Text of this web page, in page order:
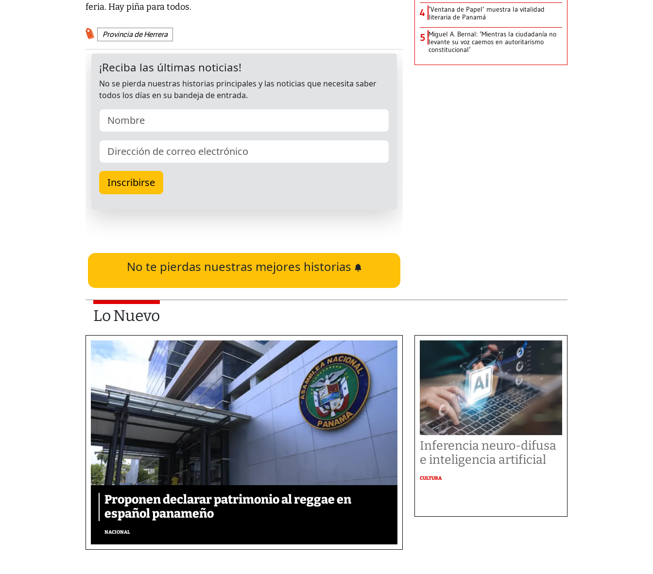
feria. Hay piña para todos.
Provincia de Herrera
No te pierdas nuestras mejores historias
4 ‘Ventana de Papel’ muestra la vitalidad
literaria de Panamá
5 Miguel A. Bernal: ‘Mientras la ciudadanía no
levante su voz caemos en autoritarismo
constitucional’
Lo Nuevo
Proponen declarar patrimonio al reggae en
español panameño
NACIONAL
Inferencia neuro-difusa
e inteligencia artificial
CULTURA